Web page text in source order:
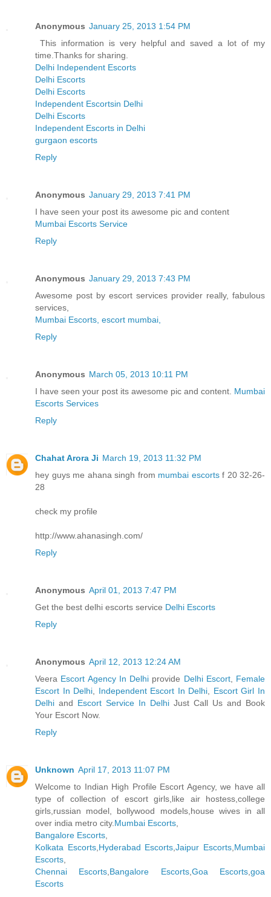
Anonymous January 25, 2013 1:54 PM
This information is very helpful and saved a lot of my
time.Thanks for sharing.
Delhi Independent Escorts
Delhi Escorts
Delhi Escorts
Independent Escortsin Delhi
Delhi Escorts
Independent Escorts in Delhi
gurgaon escorts
Reply
Anonymous January 29, 2013 7:41 PM
I have seen your post its awesome pic and content
Mumbai Escorts Service
Reply
Anonymous January 29, 2013 7:43 PM
Awesome post by escort services provider really, fabulous
services,
Mumbai Escorts, escort mumbai,
Reply
Anonymous March 05, 2013 10:11 PM
I have seen your post its awesome pic and content. Mumbai
Escorts Services
Reply
Chahat Arora Ji March 19, 2013 11:32 PM
hey guys me ahana singh from mumbai escortsf 20 32-26-
28
check my profile
http://www.ahanasingh.com/
Reply
Anonymous April 01, 2013 7:47 PM
Get the best delhi escorts service Delhi Escorts
Reply
Anonymous April 12, 2013 12:24 AM
Veera Escort Agency In Delhi provide Delhi Escort, Female
Escort In Delhi
Independent Escort In Delhi
Escort Girl In
Delhi and Escort Service In Delhi Just Call Us and Book
Your Escort Now.
Reply
Unknown April 17, 2013 11:07 PM
Welcome to Indian High Profile Escort Agency, we have all
type of collection of escort girls,like air hostess,college
girls,russian model, bollywood models,house wives in all
over india metro city. Mumbai Escorts
Bangalore Escorts
Kolkata Escorts, Hyderabad Escorts ,Jaipur Escorts Mumbai
Escorts
Chennai Escorts Bangalore Escorts, Goa Escorts ,goa
Escorts